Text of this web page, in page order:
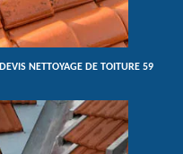
DEVIS NETTOYAGE DE TOITURE 59